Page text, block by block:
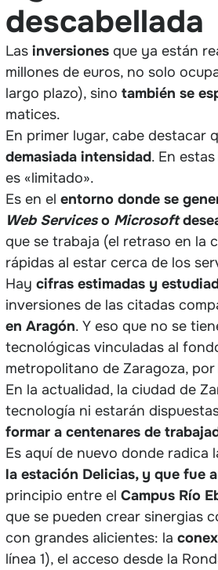
descabellada
Las inversiones que ya están
millones de euros, no solo
largo plazo), sino también se
matices.
En primer lugar, cabe destacar
demasiada intensidad. En
es «limitado».
Es en el entorno donde se
Web Serviceso Microsoft
que se trabaja (el retraso en la
rápidas al estar cerca de los
Hay cifras estimadas y
inversiones de las citadas
en Aragón. Y eso que no se
tecnológicas vinculadas al
metropolitano de Zaragoza,
En la actualidad, la ciudad de
tecnología ni estarán
formar a centenares de
Es aquí de nuevo donde radica
la estación Delicias, y que fue
principio entre el Campus Río
que se pueden crear sinergias
con grandes alicientes: la
línea 1), el acceso desde la